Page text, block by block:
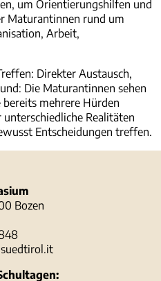
um Orientierungshilfen und
Maturantinnen rund um
Arbeit,
Direkter Austausch,
Die Maturantinnen sehen
mehrere Hürden
Realitäten
Entscheidungen treffen.
Bozen